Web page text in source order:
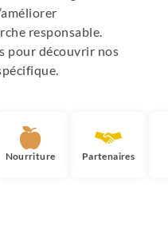
responsable.
pour découvrir nos
Nourriture Partenaires